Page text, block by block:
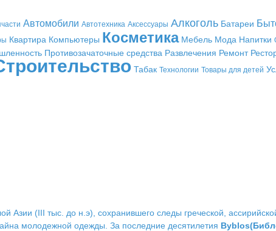
Автомобили Автотехника Аксессуары Алкоголь Батареи
Квартира Компьютеры Косметика Мебель Мода Напитки
Противозачаточные средства Развлечения Ремонт
Табак Технологии Товары для детей
Азии (III тыс. до н.э), сохранившего следы греческой,
молодежной одежды. За последние десятилетия